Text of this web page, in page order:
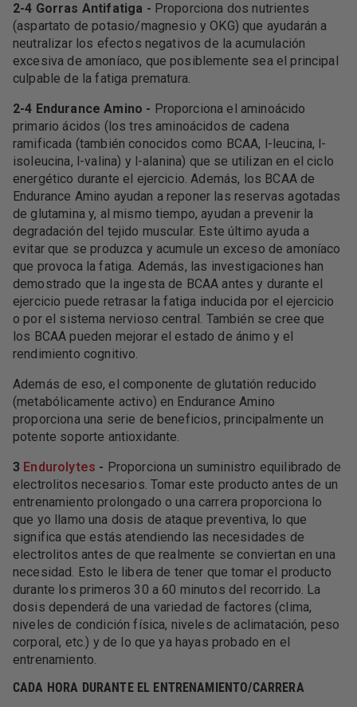
2-4 Gorras Antifatiga - Proporciona dos nutrientes
(aspartato de potasio/magnesio y OKG) que ayudarán a
neutralizar los efectos negativos de la acumulación
excesiva de amoníaco, que posiblemente sea el principal
culpable de la fatiga prematura.
2-4 Endurance Amino - Proporciona el aminoácido
primario ácidos (los tres aminoácidos de cadena
ramificada (también conocidos como BCAA, l-leucina, l-
isoleucina, l-valina) y l-alanina) que se utilizan en el ciclo
energético durante el ejercicio. Además, los BCAA de
Endurance Amino ayudan a reponer las reservas agotadas
de glutamina y, al mismo tiempo, ayudan a prevenir la
degradación del tejido muscular. Este último ayuda a
evitar que se produzca y acumule un exceso de amoníaco
que provoca la fatiga. Además, las investigaciones han
demostrado que la ingesta de BCAA antes y durante el
ejercicio puede retrasar la fatiga inducida por el ejercicio
o por el sistema nervioso central. También se cree que
los BCAA pueden mejorar el estado de ánimo y el
rendimiento cognitivo.
Además de eso, el componente de glutatión reducido
(metabólicamente activo) en Endurance Amino
proporciona una serie de beneficios, principalmente un
potente soporte antioxidante.
3 Endurolytes - Proporciona un suministro equilibrado de
electrolitos necesarios. Tomar este producto antes de un
entrenamiento prolongado o una carrera proporciona lo
que yo llamo una dosis de ataque preventiva, lo que
significa que estás atendiendo las necesidades de
electrolitos antes de que realmente se conviertan en una
necesidad. Esto le libera de tener que tomar el producto
durante los primeros 30 a 60 minutos del recorrido. La
dosis dependerá de una variedad de factores (clima,
niveles de condición física, niveles de aclimatación, peso
corporal, etc.) y de lo que ya hayas probado en el
entrenamiento.
CADA HORA DURANTE EL ENTRENAMIENTO/CARRERA